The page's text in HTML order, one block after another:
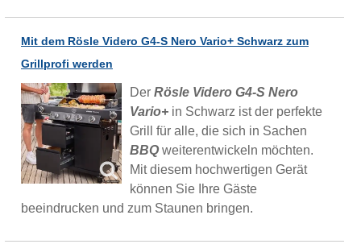
Mit dem Rösle Videro G4-S Nero Vario+ Schwarz zum
Grillprofi werden
Der Rösle Videro G4-S Nero
Vario+ in Schwarz ist der perfekte
Grill für alle, die sich in Sachen
BBQweiterentwickeln möchten.
Mit diesem hochwertigen Gerät
können Sie Ihre Gäste
beeindrucken und zum Staunen bringen.